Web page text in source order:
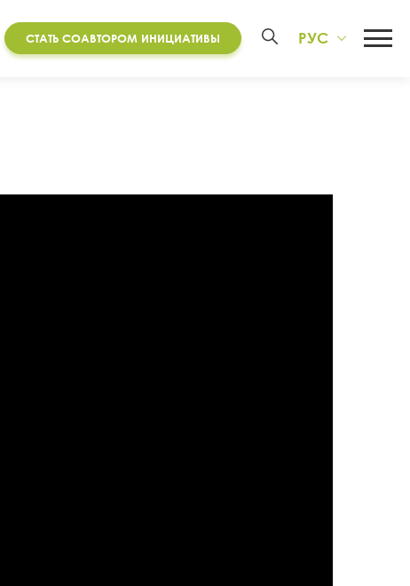
СТАТЬ СОАВТОРОМ ИНИЦИАТИВЫ РУС